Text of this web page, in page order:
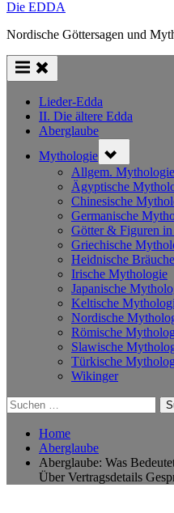
Die EDDA
Nordische Göttersagen und
Lieder-Edda
II. Die ältere Edda
Aberglaube
Mythologie sub-
menu
Allgem. Mythologie
Ägyptische
Chinesische
Germanische
Götter & Figuren
Griechische
Heidnische Bräuche
Irische Mythologie
Japanische
Keltische
Nordische
Römische
Slawische
Türkische
Wikinger
Suchen
nach:
Home
Aberglaube
Aberglaube: Was
Über Vertragsdetails